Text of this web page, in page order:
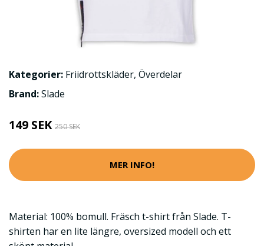
Kategorier: Friidrottskläder, Överdelar
Brand:Slade
149 SEK 250 SEK
MER INFO!
Material: 100% bomull. Fräsch t-shirt från Slade. T-
shirten har en lite längre, oversized modell och ett